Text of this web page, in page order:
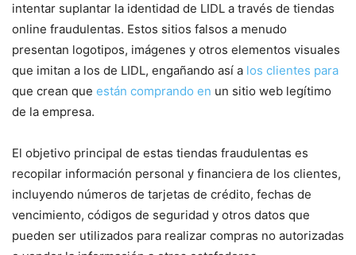
intentar suplantar la identidad de LIDL a través de tiendas
online fraudulentas. Estos sitios falsos a menudo
presentan logotipos, imágenes y otros elementos visuales
que imitan a los de LIDL, engañando así a los clientes para
que crean que están comprando en un sitio web legítimo
de la empresa.
El objetivo principal de estas tiendas fraudulentas es
recopilar información personal y financiera de los clientes,
incluyendo números de tarjetas de crédito, fechas de
vencimiento, códigos de seguridad y otros datos que
pueden ser utilizados para realizar compras no autorizadas